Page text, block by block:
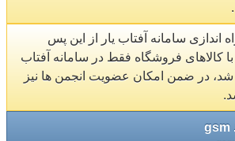
اندازی سامانه آفتاب یار از این پس
کالاهای فروشگاه فقط در سامانه آفتاب
شد، در ضمن امکان عضویت انجمن ها نیز